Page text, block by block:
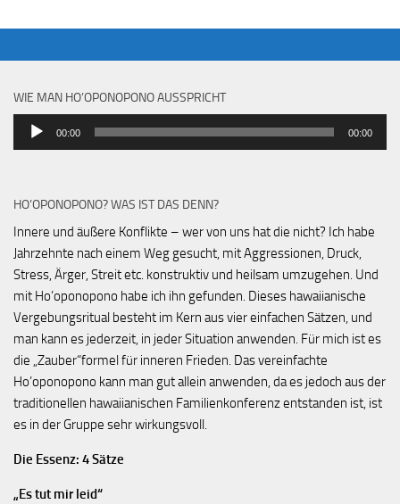
WIE MAN HO’OPONOPONO AUSSPRICHT
Audio-
00:00 00:00
HO’OPONOPONO? WAS IST DAS DENN?
Innere und äußere Konflikte – wer von uns hat die nicht? Ich habe
Jahrzehnte nach einem Weg gesucht, mit Aggressionen, Druck,
Stress, Ärger, Streit etc. konstruktiv und heilsam umzugehen. Und
mit Ho’oponopono habe ich ihn gefunden. Dieses hawaiianische
Vergebungsritual besteht im Kern aus vier einfachen Sätzen, und
man kann es jederzeit, in jeder Situation anwenden. Für mich ist es
die „Zauber“formel für inneren Frieden. Das vereinfachte
Ho’oponopono kann man gut allein anwenden, da es jedoch aus der
traditionellen hawaiianischen Familienkonferenz entstanden ist, ist
es in der Gruppe sehr wirkungsvoll.
Die Essenz: 4 Sätze
„Es tut mir leid“